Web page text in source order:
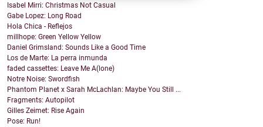
Isabel Mirri: Christmas Not Casual
Gabe Lopez: Long Road
Hola Chica - Reflejos
millhope: Green Yellow Yellow
Daniel Grimsland: Sounds Like a Good Time
Los de Marte: La perra inmunda
faded cassettes: Leave Me A(lone)
Notre Noise: Swordfish
Phantom Planet x Sarah McLachlan: Maybe You Still ...
Fragments: Autopilot
Gilles Zeimet: Rise Again
Pose: Run!